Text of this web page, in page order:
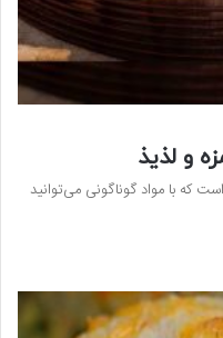
و لذیذ
که با مواد گوناگونی می‌توانید